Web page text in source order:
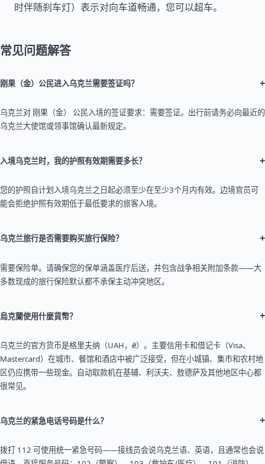
时伴随刹车灯）表示对向车道畅通，您可以超车。
常见问题解答
刚果（金）公民进入乌克兰需要签证吗？ +
乌克兰对 刚果（金） 公民入境的签证要求：需要签证。出行前请务必向最近的
乌克兰大使馆或领事馆确认最新规定。
入境乌克兰时，我的护照有效期需要多长？ +
您的护照自计划入境乌克兰之日起必须至少在至少3个月内有效。边境官员可
能会拒绝护照有效期低于最低要求的旅客入境。
乌克兰旅行是否需要购买旅行保险？ +
需要保险单。请确保您的保单涵盖医疗后送，并包含战争相关附加条款——大
多数现成的旅行保险默认都不承保主动冲突地区。
烏克蘭使用什麼貨幣？ +
乌克兰的官方货币是格里夫纳（UAH，₴）。主要信用卡和借记卡（Visa、
Mastercard）在城市、餐馆和酒店中被广泛接受，但在小城镇、集市和农村地
区仍应携带一些现金。自动取款机在基辅、利沃夫、敖德萨及其他地区中心都
很常见。
乌克兰的紧急电话号码是什么？ +
拨打 112 可使用统一紧急号码——接线员会说乌克兰语、英语，且通常也会说